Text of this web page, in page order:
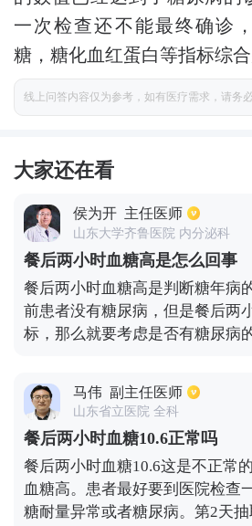
一次检查还不能最终确诊
糖，糖化血红蛋白等指标综
线上问答内容仅为参考，如有医疗需求，请务
大家还在看
侯为开 主任医师
山东大学齐鲁医院 内分泌科
餐后两小时血糖高是怎么回事
餐后两小时血糖高是判断糖年病
前患者没有糖尿病，但是餐后两
标，那么就要考虑是否有糖尿病
检查结果在7.8-11.1mg/L之间，
是糖尿病前期的一种表现。对于
者来说，这个现象主要是因为近
糖，所以首先要考虑近期的饮食
虑一下药物继发性失效的问题。
间后，具体的病情也会出现差异
考虑是胰岛功能的下降，所以患
马伟 副主任医师
山东省立医院 全科
餐后两小时血糖10.6正常吗
餐后两小时血糖10.6这是不正常
血糖高。患者最好要到医院检查
糖耐量异常或者糖尿病。第2天